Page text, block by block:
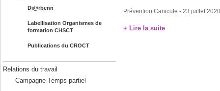
Di@rbenn
Labellisation Organismes de
formation CHSCT
Publications du CROCT
Relations du travail
Campagne Temps partiel
Prévention Canicule - 23 juillet 2020
+ Lire la suite